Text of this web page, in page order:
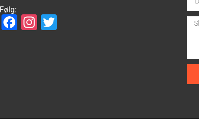
Følg:
Facebook
Instagram
Twitter